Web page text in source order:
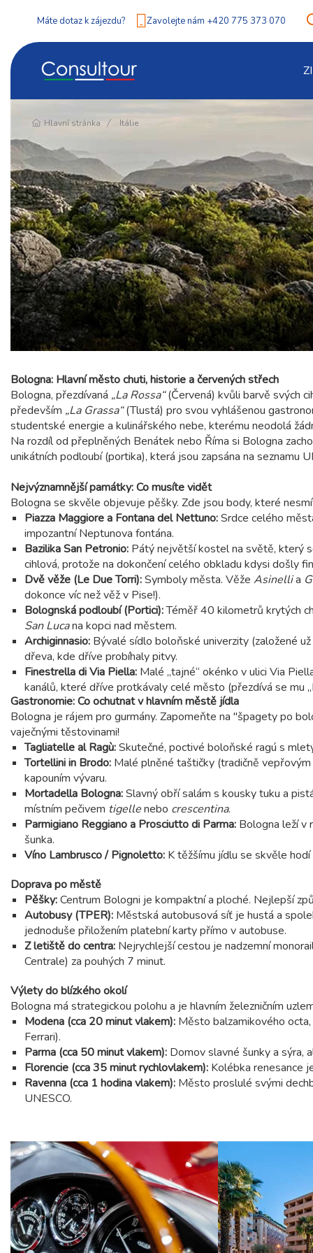
Máte dotaz k zájezdu? Zavolejte nám +420 775 373 070
Hlavní stránka Itálie
Bologna: Hlavní město chuti, historie a červených střech
Bologna, přezdívaná „La Rossa“(Červená) kvůli barvě svých
především „La Grassa“(Tlustá) pro svou vyhlášenou
studentské energie a kulinářského nebe, kterému neodolá
Na rozdíl od přeplněných Benátek nebo Říma si Bologna
unikátních podloubí (portika), která jsou zapsána na seznamu
Nejvýznamnější památky: Co musíte vidět
Bologna se skvěle objevuje pěšky. Zde jsou body, které
Piazza Maggiore a Fontana del Nettuno:Srdce celého
impozantní Neptunova fontána.
Bazilika San Petronio: Pátý největší kostel na světě, který
cihlová, protože na dokončení celého obkladu kdysi došly
Dvě věže (Le Due Torri):Symboly města. Věže Asinellia
dokonce víc než věž v Pise!).
Bolognská podloubí (Portici):Téměř 40 kilometrů krytých
San Lucana kopci nad městem.
Archiginnasio: Bývalé sídlo boloňské univerzity (založené
dřeva, kde dříve probíhaly pitvy.
Finestrella di Via Piella: Malé „tajné“ okénko v ulici Via
kanálů, které dříve protkávaly celé město (přezdívá se mu
Gastronomie: Co ochutnat v hlavním městě jídla
Bologna je rájem pro gurmány. Zapomeňte na "špagety po
vaječnými těstovinami!
Tagliatelle al Ragù:Skutečné, poctivé boloňské ragú s
Tortellini in Brodo: Malé plněné taštičky (tradičně
kapouním vývaru.
Mortadella Bologna:Slavný obří salám s kousky tuku a
místním pečivem tigellenebo crescentina.
Parmigiano Reggiano a Prosciutto di Parma: Bologna leží v
šunka.
Víno Lambrusco / Pignoletto: K těžšímu jídlu se skvěle
Doprava po městě
Pěšky:Centrum Bologni je kompaktní a ploché. Nejlepší
Autobusy (TPER): Městská autobusová síť je hustá a
jednoduše přiložením platební karty přímo v autobuse.
Z letiště do centra: Nejrychlejší cestou je nadzemní
Centrale) za pouhých 7 minut.
Výlety do blízkého okolí
Bologna má strategickou polohu a je hlavním železničním
Modena (cca 20 minut vlakem): Město balzamikového
Ferrari).
Parma (cca 50 minut vlakem): Domov slavné šunky a sýra,
Florencie (cca 35 minut rychlovlakem): Kolébka renesance
Ravenna (cca 1 hodina vlakem): Město proslulé svými
UNESCO.